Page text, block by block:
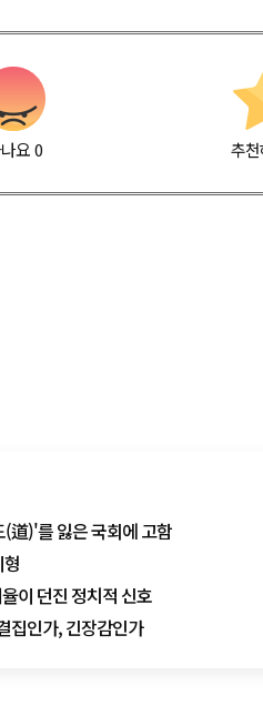
요0 추
道)'를 잃은 국회에 고함
이 던진 정치적 신호
집인가, 긴장감인가